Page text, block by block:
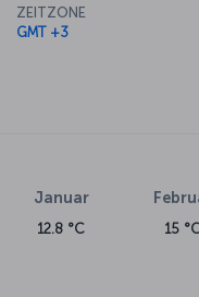
ZEITZONE
GMT +3
Januar
12.8 °C 15